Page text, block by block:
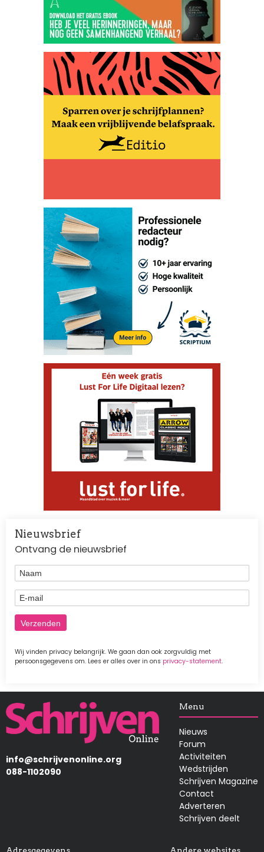
Nieuwsbrief
Ontvang de nieuwsbrief
Naam
E-mail
Wij vinden privacy belangrijk. We gaan dan ook zorgvuldig met
persoonsgegevens om. Lees er alles over in ons privacy-statement.
Afbeelding
info@schrijvenonline.org
088-1102090
Menu
Nieuws
Forum
Activiteiten
Wedstrijden
Schrijven Magazine
Contact
Adverteren
Schrijven deelt
Adresgegevens Andere websites